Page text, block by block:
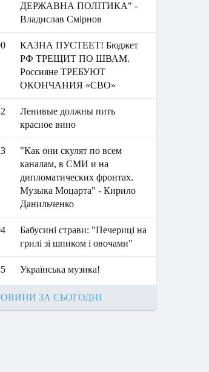
ДЕРЖАВНА ПОЛІТИКА" -
Владислав Смірнов
КАЗНА ПУСТЕЕТ! Бюджет
РФ ТРЕЩИТ ПО ШВАМ.
Россияне ТРЕБУЮТ
ОКОНЧАНИЯ «СВО»
Ленивые должны пить
красное вино
"Как они скулят по всем
каналам, в СМИ и на
дипломатических фронтах.
Музыка Моцарта" - Кирило
Данильченко
Бабусині страви: "Печериці на
грилі зі шпиком і овочами"
Українська музика!
ЗА СЬОГОДНІ